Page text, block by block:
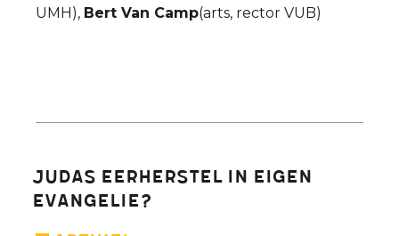
UMH), Bert Van Camp(arts, rector VUB)
Judas eerherstel in eigen
evangelie?